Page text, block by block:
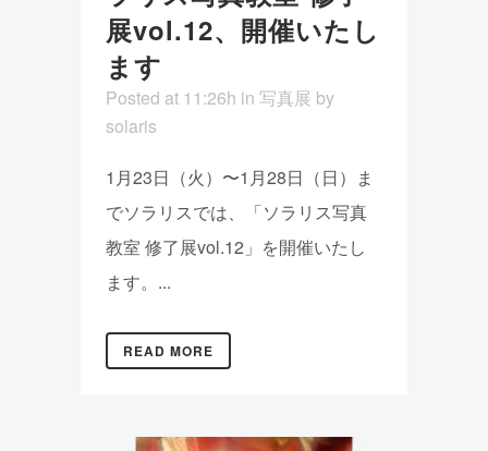
展vol.12、開催いたし
ます
Posted at 11:26h in 写真展 by
solaris
1月23日（火）〜1月28日（日）ま
でソラリスでは、「ソラリス写真
教室 修了展vol.12」を開催いたし
ます。...
READ MORE